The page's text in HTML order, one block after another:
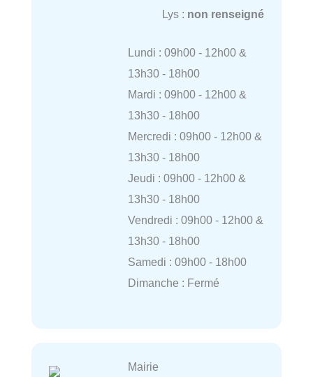
Lys : non renseigné
Lundi : 09h00 - 12h00 &
13h30 - 18h00
Mardi : 09h00 - 12h00 &
13h30 - 18h00
Mercredi : 09h00 - 12h00 &
13h30 - 18h00
Jeudi : 09h00 - 12h00 &
13h30 - 18h00
Vendredi : 09h00 - 12h00 &
13h30 - 18h00
Samedi : 09h00 - 18h00
Dimanche : Fermé
Mairie